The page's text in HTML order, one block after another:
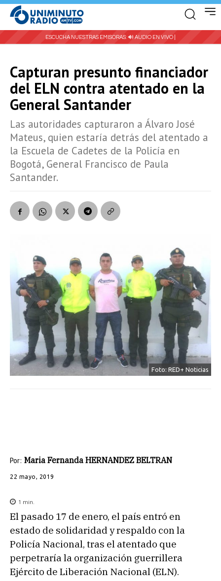
ESCUCHA NUESTRAS EMISORAS: 🔊 AUDIO EN VIVO |
Capturan presunto financiador
del ELN contra atentado en la
General Santander
Las autoridades capturaron a Álvaro José
Mateus, quien estaría detrás del atentado a
la Escuela de Cadetes de la Policía en
Bogotá, General Francisco de Paula
Santander.
Foto: RED+ Noticias
Por: Maria Fernanda HERNANDEZ BELTRAN
22 mayo, 2019
1 min.
El pasado 17 de enero, el país entró en
estado de solidaridad y respaldo con la
Policía Nacional, tras el atentado que
perpetraría la organización guerrillera
Ejército de Liberación Nacional (ELN).